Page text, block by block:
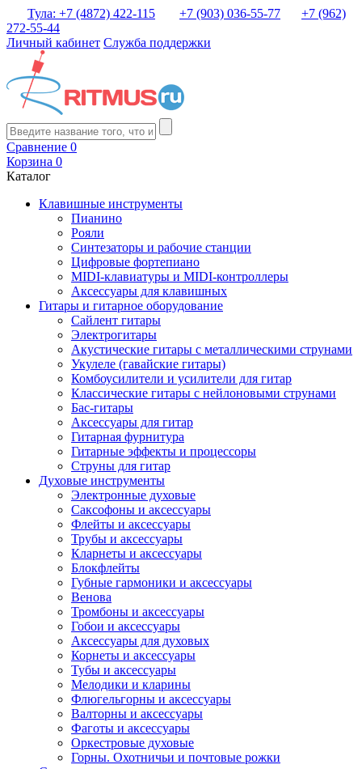
Тула: +7 (4872) 422-115 +7 (903) 036-55-77
+7 (962)
272-55-44
Личный кабинет Служба поддержки
Сравнение 0
Корзина 0
Каталог
Клавишные инструменты
Пианино
Рояли
Синтезаторы и рабочие станции
Цифровые фортепиано
MIDI-клавиатуры и MIDI-контроллеры
Аксессуары для клавишных
Гитары и гитарное оборудование
Сайлент гитары
Электрогитары
Акустические гитары с металлическими струнами
Укулеле (гавайские гитары)
Комбоусилители и усилители для гитар
Классические гитары с нейлоновыми струнами
Бас-гитары
Аксессуары для гитар
Гитарная фурнитура
Гитарные эффекты и процессоры
Струны для гитар
Духовые инструменты
Электронные духовые
Саксофоны и аксессуары
Флейты и аксессуары
Трубы и аксессуары
Кларнеты и аксессуары
Блокфлейты
Губные гармоники и аксессуары
Венова
Тромбоны и аксессуары
Гобои и аксессуары
Аксессуары для духовых
Корнеты и аксессуары
Тубы и аксессуары
Мелодики и кларины
Флюгельгорны и аксессуары
Валторны и аксессуары
Фаготы и аксессуары
Оркестровые духовые
Горны. Охотничьи и почтовые рожки